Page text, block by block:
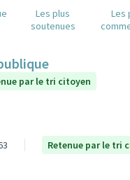
Les plus
soutenues
Les
par le tri citoyen
Retenue par le tri